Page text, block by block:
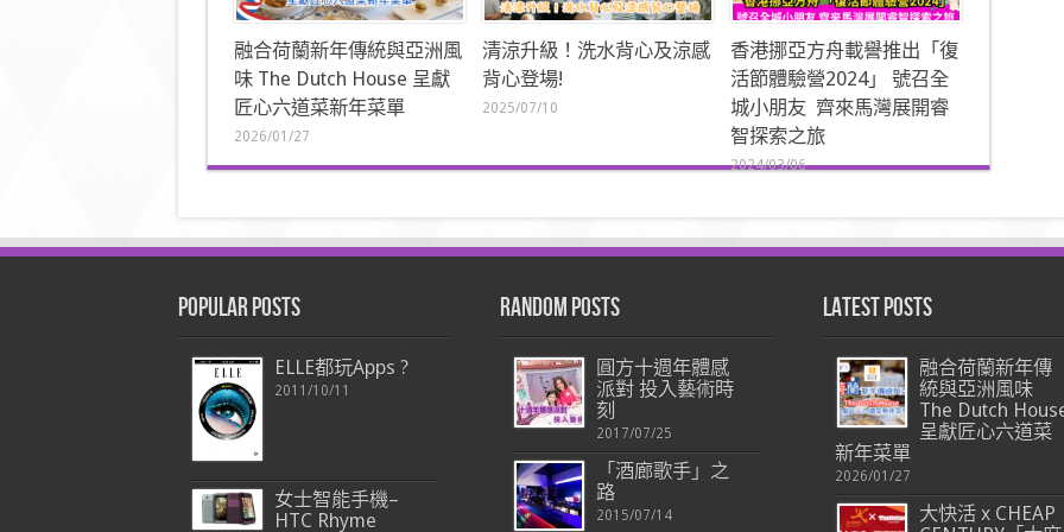
融合荷蘭新年傳統與亞洲風
味 The Dutch House 呈獻
匠心六道菜新年菜單
2026/01/27
清涼升級！洗水背心及涼感
背心登場!
2025/07/10
香港挪亞方舟載譽推出「復
活節體驗營2024」 號召全
城小朋友 齊來馬灣展開睿
智探索之旅
2024/03/06
Popular Posts
ELLE都玩Apps ?
2011/10/11
女士智能手機–
HTC Rhyme
Random Posts
圓方十週年體感
派對 投入藝術時
刻
2017/07/25
「酒廊歌手」之
路
2015/07/14
Latest Posts
融合荷蘭新年傳
統與亞洲風味
The Dutch
呈獻匠心六道菜
新年菜單
2026/01/27
大快活 x CHEAP